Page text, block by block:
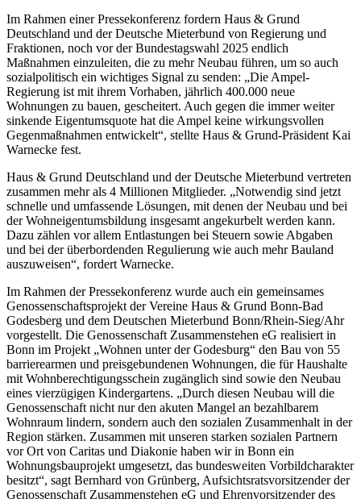
Im Rahmen einer Pressekonferenz fordern Haus & Grund
Deutschland und der Deutsche Mieterbund von Regierung und
Fraktionen, noch vor der Bundestagswahl 2025 endlich
Maßnahmen einzuleiten, die zu mehr Neubau führen, um so auch
sozialpolitisch ein wichtiges Signal zu senden: „Die Ampel-
Regierung ist mit ihrem Vorhaben, jährlich 400.000 neue
Wohnungen zu bauen, gescheitert. Auch gegen die immer weiter
sinkende Eigentumsquote hat die Ampel keine wirkungsvollen
Gegenmaßnahmen entwickelt“, stellte Haus & Grund-Präsident Kai
Warnecke fest.
Haus & Grund Deutschland und der Deutsche Mieterbund vertreten
zusammen mehr als 4 Millionen Mitglieder. „Notwendig sind jetzt
schnelle und umfassende Lösungen, mit denen der Neubau und bei
der Wohneigentumsbildung insgesamt angekurbelt werden kann.
Dazu zählen vor allem Entlastungen bei Steuern sowie Abgaben
und bei der überbordenden Regulierung wie auch mehr Bauland
auszuweisen“, fordert Warnecke.
Im Rahmen der Pressekonferenz wurde auch ein gemeinsames
Genossenschaftsprojekt der Vereine Haus & Grund Bonn-Bad
Godesberg und dem Deutschen Mieterbund Bonn/Rhein-Sieg/Ahr
vorgestellt. Die Genossenschaft Zusammenstehen eG realisiert in
Bonn im Projekt „Wohnen unter der Godesburg“ den Bau von 55
barrierearmen und preisgebundenen Wohnungen, die für Haushalte
mit Wohnberechtigungsschein zugänglich sind sowie den Neubau
eines vierzügigen Kindergartens. „Durch diesen Neubau will die
Genossenschaft nicht nur den akuten Mangel an bezahlbarem
Wohnraum lindern, sondern auch den sozialen Zusammenhalt in der
Region stärken. Zusammen mit unseren starken sozialen Partnern
vor Ort von Caritas und Diakonie haben wir in Bonn ein
Wohnungsbauprojekt umgesetzt, das bundesweiten Vorbildcharakter
besitzt“, sagt Bernhard von Grünberg, Aufsichtsratsvorsitzender der
Genossenschaft Zusammenstehen eG und Ehrenvorsitzender des